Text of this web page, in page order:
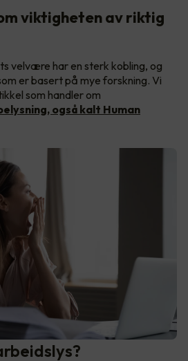
viktigheten av riktig
velvære har en sterk kobling, og
er basert på mye forskning. Vi
som handler om
også kalt Human